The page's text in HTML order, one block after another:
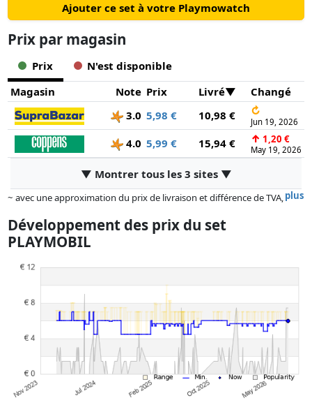
Ajouter ce set à votre Playmowatch
Prix ​​par magasin
Prix
N'est disponible
Magasin
Note Prix Livré
Changé
3.0 5,98 € 10,98 € ↻
Jun 19, 2026
4.0 5,99 € 15,94 € ↑ 1,20 €
May 19, 2026
▼ Montrer tous les 3 sites ▼
plus
~ avec une approximation du prix de livraison et différence de TVA,
Les prix et la disponibilité peuvent avoir changé depuis la dernière mise
à jour. L'ordre est purement basé sur le prix, la rémunération des
que les réalisations historiques peuvent influencer l'ordre.
Développement des prix du set
PLAYMOBIL